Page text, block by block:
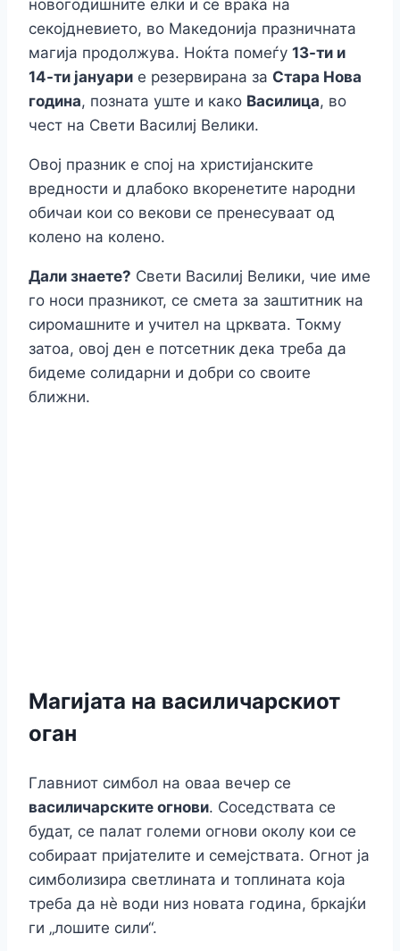
новогодишните елки и се враќа на
секојдневието, во Македонија празничната
магија продолжува. Ноќта помеѓу 13-ти и
14-ти јануари е резервирана за Стара Нова
година, позната уште и како Василица, во
чест на Свети Василиј Велики.
Овој празник е спој на христијанските
вредности и длабоко вкоренетите народни
обичаи кои со векови се пренесуваат од
колено на колено.
Дали знаете? Свети Василиј Велики, чие име
го носи празникот, се смета за заштитник на
сиромашните и учител на црквата. Токму
затоа, овој ден е потсетник дека треба да
бидеме солидарни и добри со своите
ближни.
Магијата на василичарскиот
оган
Главниот симбол на оваа вечер се
василичарските огнови. Соседствата се
будат, се палат големи огнови околу кои се
собираат пријателите и семејствата. Огнот ја
симболизира светлината и топлината која
треба да нè води низ новата година, бркајќи
ги „лошите сили“.